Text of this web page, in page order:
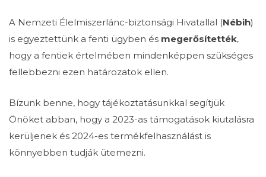
A Nemzeti Élelmiszerlánc-biztonsági Hivatallal (Nébih)
is egyeztettünk a fenti ügyben és megerősítették,
hogy a fentiek értelmében mindenképpen szükséges
fellebbezni ezen határozatok ellen.
Bízunk benne, hogy tájékoztatásunkkal segítjük
Önöket abban, hogy a 2023-as támogatások kiutalásra
kerüljenek és 2024-es termékfelhasználást is
könnyebben tudják ütemezni.